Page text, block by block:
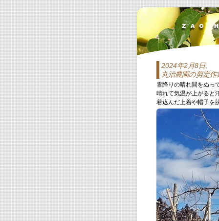
2024年2月8日、
丸治農園の剪定
雪降りの晴れ間をぬっ
晴れて気温が上がると
着込んだ上着や帽子を